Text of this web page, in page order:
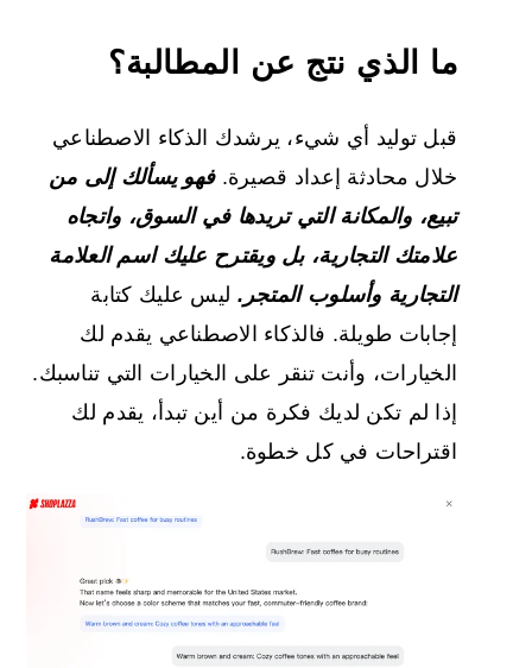
ما الذي نتج عن المطالبة؟
قبل توليد أي شيء، يرشدك الذكاء الاصطناعي
خلال محادثة إعداد قصيرة.فهو يسألك إلى من
تبيع، والمكانة التي تريدها في السوق، واتجاه
علامتك التجارية، بل ويقترح عليك اسم العلامة
التجارية وأسلوب المتجر. ليس عليك كتابة
إجابات طويلة. فالذكاء الاصطناعي يقدم لك
الخيارات، وأنت تنقر على الخيارات التي تناسبك.
إذا لم تكن لديك فكرة من أين تبدأ، يقدم لك
اقتراحات في كل خطوة.